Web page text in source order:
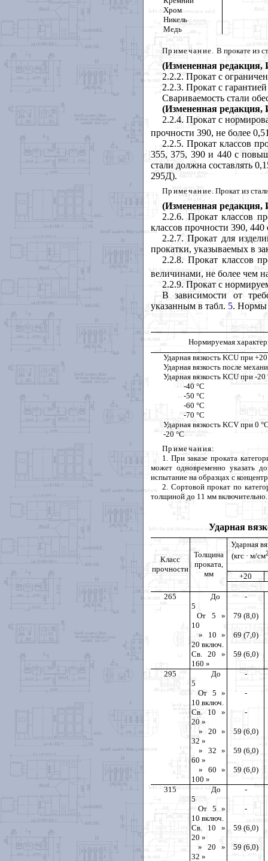
Хром
Никель
Медь
Примечание. В прокате из
(Измененная
2.2.2. Прокат с
2.2.3. Прокат с
Свариваемость стали
(Измененная
2.2.4. Прокат с
прочности 390, не более
2.2.5. Прокат классов
355, 375, 390 и 440 с
стали должна составлять
295Д).
Примечание. Прокат из
(Измененная
2.2.6. Прокат классов
классов прочности 390,
2.2.7. Прокат для
прокатки, указываемых в
2.2.8. Прокат классов
величинами, не более чем
2.2.9. Прокат с
В зависимости от
указанным в табл. 5. Нормы
Нормируемая
Ударная вязкость KCU при
Ударная вязкость после
Ударная вязкость KCU при -20
-40 °C
-50 °C
-60 °C
-70 °C
Ударная вязкость KCV при 0
-20 °C
Примечания:
1. При заказе проката
может одновременно указать
испытание на образцах с
2. Сортовой прокат по
толщиной до 11 мм включительно.
Ударная
Класс
прочности
Толщина
проката,
мм
Ударная
(кгс · м/см
+20
265
До
5
-
От 5 »
10
79 (8,0)
» 10 »
20 включ.
69 (7,0)
Св. 20 »
160 »
59 (6,0)
295
До
5
-
От 5 »
10 включ.
-
Св. 10 »
20 »
-
» 20 »
32 »
59 (6,0)
» 32 »
60 »
59 (6,0)
» 60 »
100 »
59 (6,0)
315
До
5
-
От 5 »
10 включ.
-
Св. 10 »
20 »
59 (6,0)
» 20 »
32 »
59 (6,0)